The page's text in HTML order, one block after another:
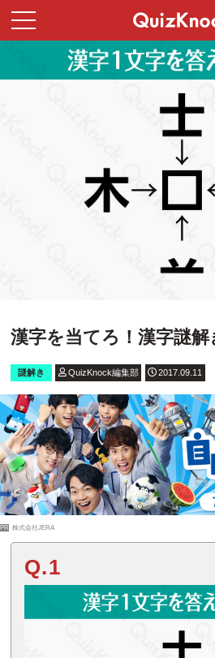
漢字を当てろ！漢字謎解
謎解き QuizKnock編集部 2017.09.11
PR 株式会社JERA
Q.1